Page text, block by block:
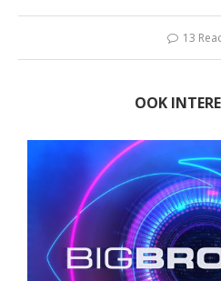
13
OOK